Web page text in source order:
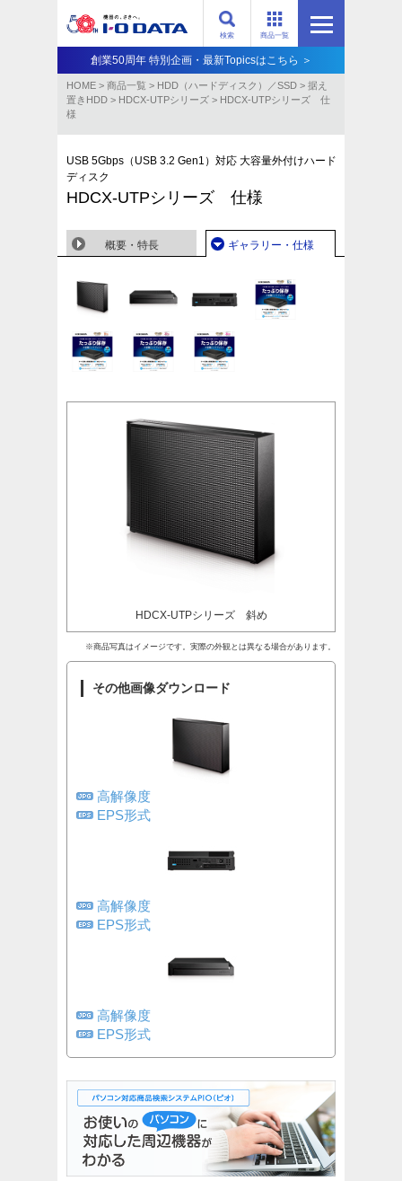
商品一覧
検索
創業50周年 特別企画・最新Topicsはこちら ＞
HOME > 商品一覧 > HDD（ハードディスク）／SSD > 据え
置きHDD > HDCX-UTPシリーズ > HDCX-UTPシリーズ 仕
様
USB 5Gbps（USB 3.2 Gen1）対応 大容量外付けハード
ディスク
HDCX-UTPシリーズ 仕様
概要・特長 ギャラリー・仕様
HDCX-UTPシリーズ 斜め
※商品写真はイメージです。実際の外観とは異なる場合があります。
その他画像ダウンロード
高解像度
EPS形式
高解像度
EPS形式
高解像度
EPS形式